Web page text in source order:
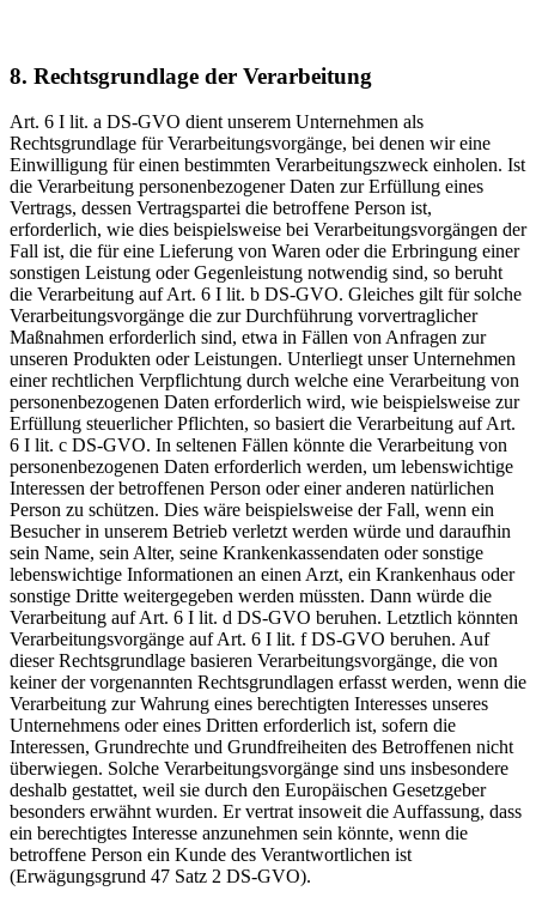
8. Rechtsgrundlage der Verarbeitung
Art. 6 I lit. a DS-GVO dient unserem Unternehmen als
Rechtsgrundlage für Verarbeitungsvorgänge, bei denen wir eine
Einwilligung für einen bestimmten Verarbeitungszweck einholen. Ist
die Verarbeitung personenbezogener Daten zur Erfüllung eines
Vertrags, dessen Vertragspartei die betroffene Person ist,
erforderlich, wie dies beispielsweise bei Verarbeitungsvorgängen der
Fall ist, die für eine Lieferung von Waren oder die Erbringung einer
sonstigen Leistung oder Gegenleistung notwendig sind, so beruht
die Verarbeitung auf Art. 6 I lit. b DS-GVO. Gleiches gilt für solche
Verarbeitungsvorgänge die zur Durchführung vorvertraglicher
Maßnahmen erforderlich sind, etwa in Fällen von Anfragen zur
unseren Produkten oder Leistungen. Unterliegt unser Unternehmen
einer rechtlichen Verpflichtung durch welche eine Verarbeitung von
personenbezogenen Daten erforderlich wird, wie beispielsweise zur
Erfüllung steuerlicher Pflichten, so basiert die Verarbeitung auf Art.
6 I lit. c DS-GVO. In seltenen Fällen könnte die Verarbeitung von
personenbezogenen Daten erforderlich werden, um lebenswichtige
Interessen der betroffenen Person oder einer anderen natürlichen
Person zu schützen. Dies wäre beispielsweise der Fall, wenn ein
Besucher in unserem Betrieb verletzt werden würde und daraufhin
sein Name, sein Alter, seine Krankenkassendaten oder sonstige
lebenswichtige Informationen an einen Arzt, ein Krankenhaus oder
sonstige Dritte weitergegeben werden müssten. Dann würde die
Verarbeitung auf Art. 6 I lit. d DS-GVO beruhen. Letztlich könnten
Verarbeitungsvorgänge auf Art. 6 I lit. f DS-GVO beruhen. Auf
dieser Rechtsgrundlage basieren Verarbeitungsvorgänge, die von
keiner der vorgenannten Rechtsgrundlagen erfasst werden, wenn die
Verarbeitung zur Wahrung eines berechtigten Interesses unseres
Unternehmens oder eines Dritten erforderlich ist, sofern die
Interessen, Grundrechte und Grundfreiheiten des Betroffenen nicht
überwiegen. Solche Verarbeitungsvorgänge sind uns insbesondere
deshalb gestattet, weil sie durch den Europäischen Gesetzgeber
besonders erwähnt wurden. Er vertrat insoweit die Auffassung, dass
ein berechtigtes Interesse anzunehmen sein könnte, wenn die
betroffene Person ein Kunde des Verantwortlichen ist
(Erwägungsgrund 47 Satz 2 DS-GVO).